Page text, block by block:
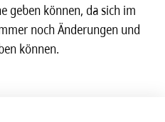
geben können, da sich im
noch Ände­run­gen und
können.